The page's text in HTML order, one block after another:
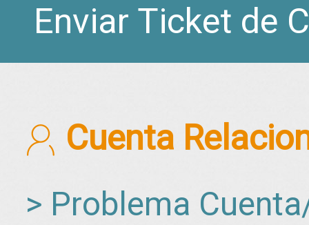
Enviar Ticket de
Cuenta
> Problema